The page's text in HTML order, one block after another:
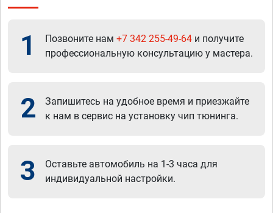
1 Позвоните нам +7 342 255-49-64 и получите
профессиональную консультацию у мастера.
2
Запишитесь на удобное время и приезжайте
к нам в сервис на установку чип тюнинга.
3
Оставьте автомобиль на 1-3 часа для
индивидуальной настройки.